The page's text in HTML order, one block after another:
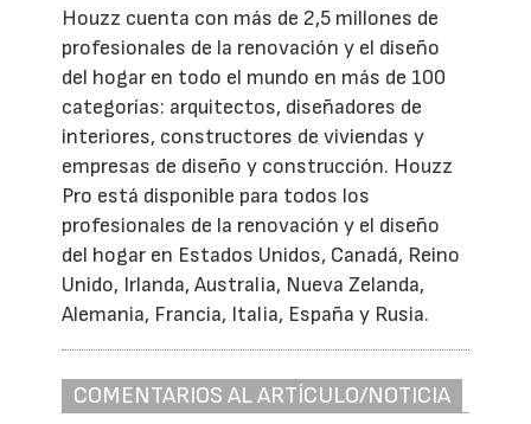
Houzz cuenta con más de 2,5 millones de
profesionales de la renovación y el diseño
del hogar en todo el mundo en más de 100
categorías: arquitectos, diseñadores de
interiores, constructores de viviendas y
empresas de diseño y construcción. Houzz
Pro está disponible para todos los
profesionales de la renovación y el diseño
del hogar en Estados Unidos, Canadá, Reino
Unido, Irlanda, Australia, Nueva Zelanda,
Alemania, Francia, Italia, España y Rusia.
COMENTARIOS AL ARTÍCULO/NOTICIA